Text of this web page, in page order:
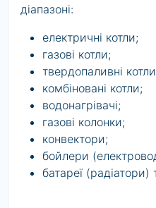
діапазоні:
електричні котли;
газові котли;
твердопаливні
комбіновані котли;
водонагрівачі;
газові колонки;
конвектори;
бойлери
батареї (радіатори)